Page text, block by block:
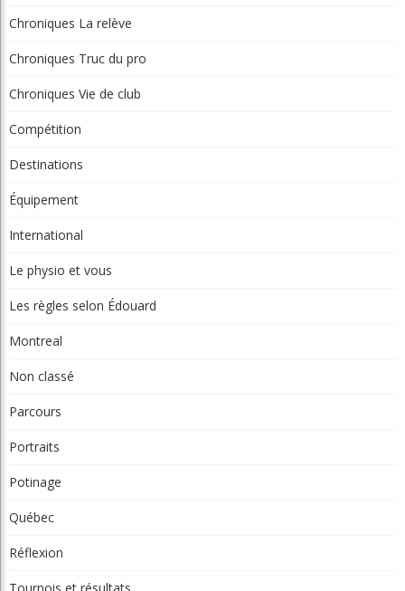
Chroniques Truc du pro
Chroniques Vie de club
Compétition
Destinations
Équipement
International
Le physio et vous
Les règles selon Édouard
Montreal
Non classé
Parcours
Portraits
Potinage
Québec
Réflexion
Tournois et résultats
Toutes les régions